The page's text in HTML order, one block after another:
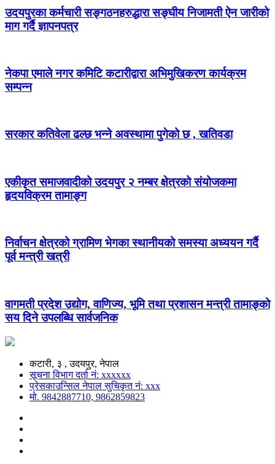
उदयपुरका कर्मचारी सङ्गठनहरुद्धारा सङ्घीय निजामती ऐन जारीको
माग गर्दै ज्ञापनपत्र
नेकपा एमाले नगर कमिटि कटारीद्वारा अभिमुखिकरण कार्यक्रम
सम्पन्न
सरकार कतिवेला ढल्छ भन्ने अवस्थामा पुगेको छ , खतिवडा
एकीकृत समाजवादीको उदयपुर २ नम्बर क्षेत्रको संयोजकमा
हृदयविक्रम तामाङ्ग
निर्वाचन क्षेत्रको ग्रामिण भेगका स्थानीयको समस्या अध्ययन गर्दै
पूर्व मन्त्री खत्री
वागमती प्रदेश उद्योग, वाणिज्य, भूमि तथा प्रशासन मन्त्री तामाङ्को
सय दिने उपलब्धि सार्वजनिक
कटारी, ३ , उदयपुर, नेपाल
सूचना विभाग दर्ता नं: xxxxxx
प्रेसकाउन्सिल नेपाल सुचिकृत नं: xxx
मो. 9842887710, 9862859823